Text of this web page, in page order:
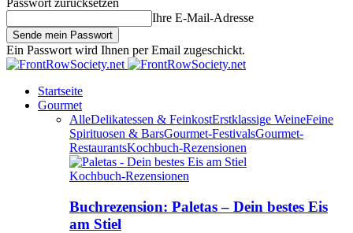
Passwort zurücksetzen
Ihre E-Mail-Adresse
Ein Passwort wird Ihnen per Email zugeschickt.
Startseite
Gourmet
AlleDelikatessen & FeinkostErstklassige WeineFeine
Spirituosen & BarsGourmet-FestivalsGourmet-
RestaurantsKochbuch-Rezensionen
Kochbuch-Rezensionen
Buchrezension: Paletas – Dein bestes Eis
am Stiel